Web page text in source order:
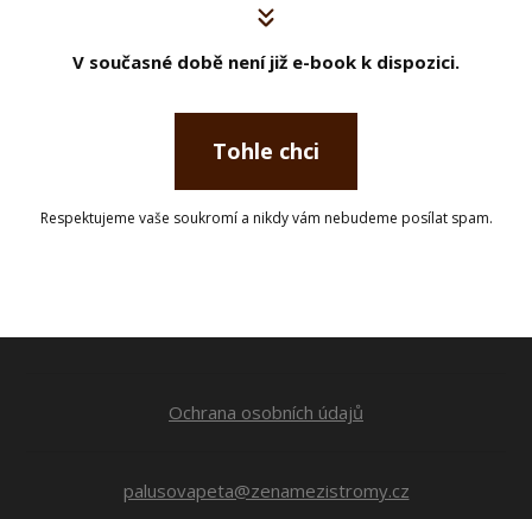
V současné době není již e-book k dispozici.
Tohle chci
Respektujeme vaše soukromí a nikdy vám nebudeme posílat spam.
Ochrana osobních údajů
palusovapeta@zenamezistromy.cz